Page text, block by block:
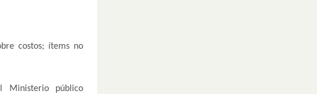
costos; ítems no
Ministerio público